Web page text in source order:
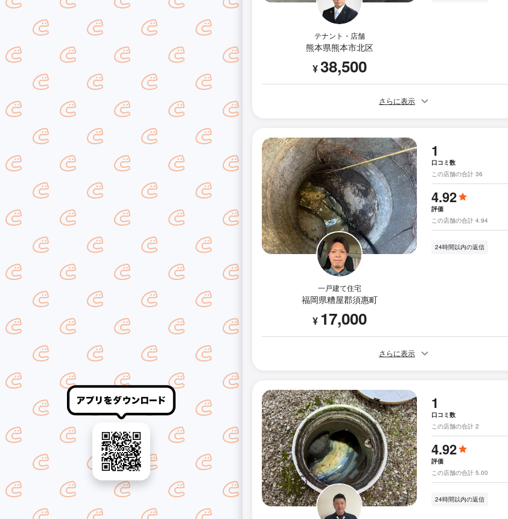
テナント・店舗
熊本県熊本市北区
¥38,500
さらに表示
一戸建て住宅
福岡県糟屋郡須惠町
¥ 17,000
1
口コミ数
この店舗の合計 36
4.92
評価
この店舗の合計 4.94
24時間以内の返信
さらに表示
1
口コミ数
この店舗の合計 2
4.92
評価
この店舗の合計 5.00
24時間以内の返信